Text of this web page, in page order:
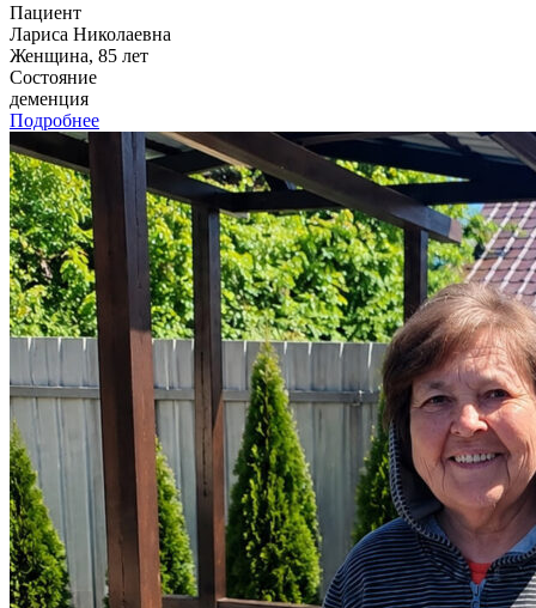
Пациент
Лариса Николаевна
Женщина, 85 лет
Состояние
деменция
Подробнее